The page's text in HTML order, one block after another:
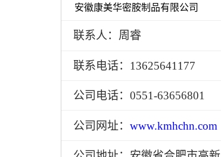
安徽康美华密胺制品有限公司
联系人：周睿
联系电话：13625641177
公司电话：0551-63656801
公司网址： www.kmhchn.com